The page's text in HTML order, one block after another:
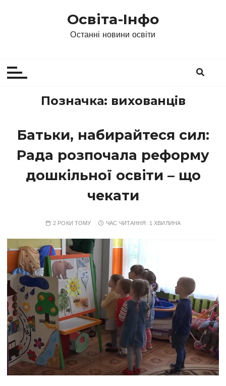
Освіта-Інфо
Останні новини освіти
Позначка: вихованців
Батьки, набирайтеся сил:
Рада розпочала реформу
дошкільної освіти – що
чекати
2 РОКИ ТОМУ ЧАС ЧИТАННЯ: 1 ХВИЛИНА